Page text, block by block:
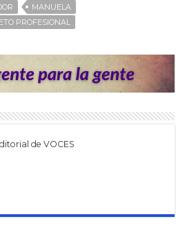
MANUELA
PROFESIONAL
de VOCES